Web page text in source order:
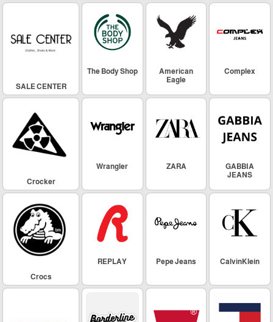
Complex
American
Eagle
The Body Shop
SALE CENTER
GABBIA
JEANS
ZARA
Wrangler
Crocker
CalvinKlein
Pepe Jeans
REPLAY
Crocs